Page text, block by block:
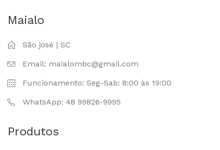
Maialo
São josé | SC
Email: maialombc@gmail.com
Funcionamento: Seg-Sab: 8:00 às 19:00
WhatsApp: 48 99826-9995
Produtos